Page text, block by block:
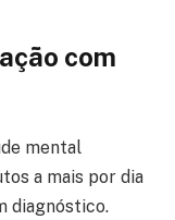
com
mental
a mais por dia
diagnóstico.